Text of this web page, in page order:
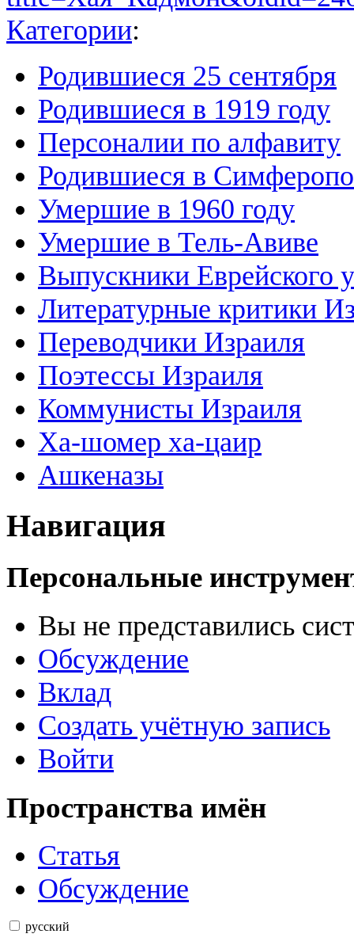
Категории:
Родившиеся 25 сентября
Родившиеся в 1919 году
Персоналии по алфавиту
Родившиеся в
Умершие в 1960 году
Умершие в Тель-Авиве
Выпускники Еврейского
Литературные критики
Переводчики Израиля
Поэтессы Израиля
Коммунисты Израиля
Ха-шомер ха-цаир
Ашкеназы
Навигация
Персональные
Вы не представились
Обсуждение
Вклад
Создать учётную запись
Войти
Пространства имён
Статья
Обсуждение
русский